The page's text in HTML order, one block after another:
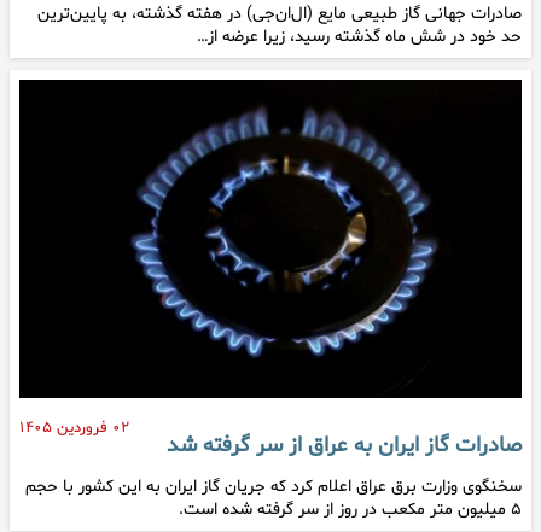
صادرات جهانی گاز طبیعی مایع (ال‌ان‌جی) در هفته گذشته، به پایین‌ترین
حد خود در شش ماه گذشته رسید، زیرا عرضه از…
۰۲ فروردین ۱۴۰۵
صادرات گاز ایران به عراق از سر گرفته شد
سخنگوی وزارت برق عراق اعلام کرد که جریان گاز ایران به این کشور با حجم
۵ میلیون متر مکعب در روز از سر گرفته شده است.